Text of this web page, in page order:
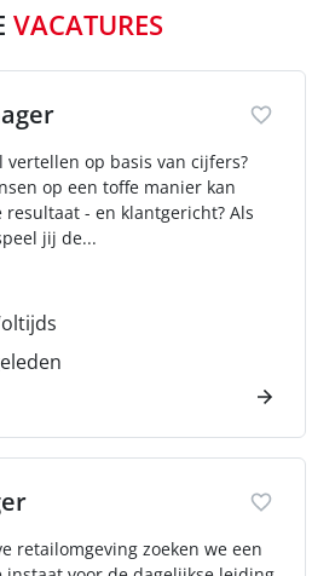
VACATURES
vertellen op basis van cijfers?
op een toffe manier kan
resultaat - en klantgericht? Als
jij de...
retailomgeving zoeken we een